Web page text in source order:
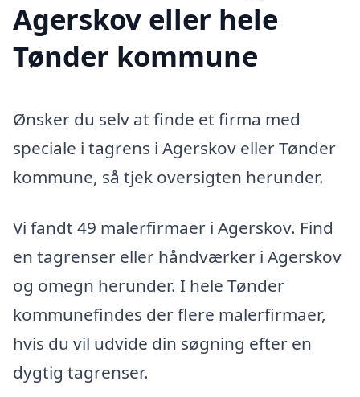
Agerskov eller hele
Tønder kommune
Ønsker du selv at finde et firma med
speciale i tagrens i Agerskov eller Tønder
kommune, så tjek oversigten herunder.
Vi fandt 49 malerfirmaer i Agerskov. Find
en tagrenser eller håndværker i Agerskov
og omegn herunder. I hele Tønder
kommunefindes der flere malerfirmaer,
hvis du vil udvide din søgning efter en
dygtig tagrenser.